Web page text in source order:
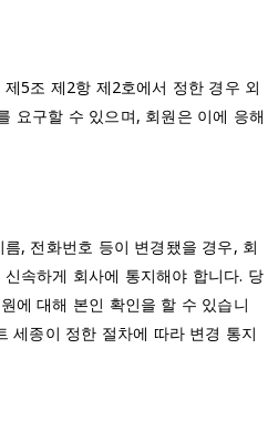
5조 제2항 제2호에서 정한 경우 외
요구할 수 있으며, 회원은 이에 응해
, 전화번호 등이 변경됐을 경우, 회
속하게 회사에 통지해야 합니다. 당
에 대해 본인 확인을 할 수 있습니
세종이 정한 절차에 따라 변경 통지